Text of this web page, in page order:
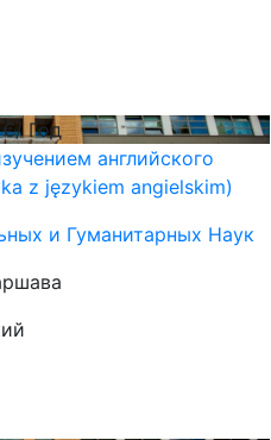
Год
английского
z językiem angielskim)
и Гуманитарных Наук